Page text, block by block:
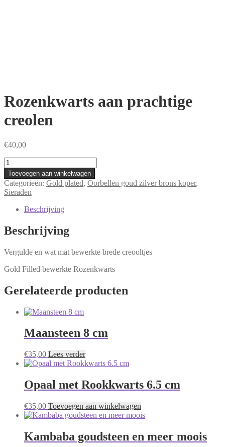
Rozenkwarts aan prachtige
creolen
€40,00
Rozenkwarts
aan
prachtige
creolen
aantal
Toevoegen aan winkelwagen
Categorieën: Gold plated, Oorbellen goud zilver brons koper,
Sieraden
Beschrijving
Beschrijving
Vergulde en wat mat bewerkte brede creooltjes
Gold Filled bewerkte Rozenkwarts
Gerelateerde producten
Maansteen 8 cm
€35,00 Lees verder
Opaal met Rookkwarts 6.5 cm
€35,00 Toevoegen aan winkelwagen
Kambaba goudsteen en meer moois